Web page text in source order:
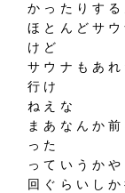
かったりする
ほとんどサ
けど
サウナもあ
行け
ねえな
まあなんか
った
っていうか
回ぐらいし